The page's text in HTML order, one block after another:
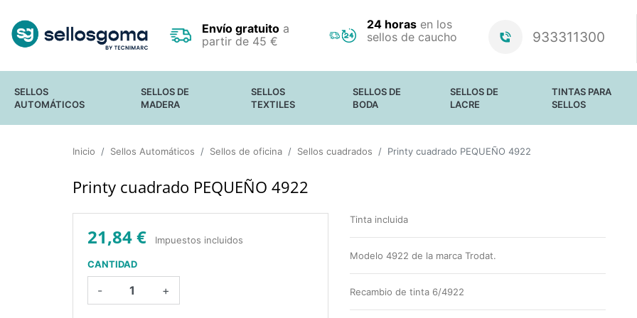
Envío gratuitoa
partir de 45 €
24 horasen los
sellos de caucho
933311300
SELLOS
AUTOMÁTICOS
FECHADORES
OCULTAR DATOS
SELLOS DE
MADERA
PEQUEÑOS
SELLOS EN
SELLOS
SELLOS
TEXTILES
SELLOS DE
BODA
BODAS
SELLOS DE
LACRE
ESTÁNDAR
TINTAS PARA
SELLOS
SIN TINTA
Inicio Sellos Automáticos Sellos de oficina Sellos cuadrados Printy cuadrado PEQUEÑO 4922
Printy cuadrado PEQUEÑO 4922
21,84 € Impuestos incluidos
CANTIDAD
- +
Tinta incluida
Modelo 4922 de la marca Trodat.
Recambio de tinta 6/4922